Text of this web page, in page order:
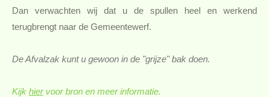
Dan verwachten wij dat u de spullen heel en werkend
terugbrengt naar de Gemeentewerf.
De Afvalzak kunt u gewoon in de "grijze" bak doen.
Kijk hiervoor bron en meer informatie.